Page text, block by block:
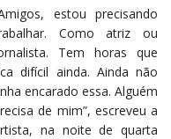
estou precisando
Como atriz ou
Tem horas que
difícil ainda. Ainda não
encarado essa. Alguém
de mim”, escreveu a
na noite de quarta